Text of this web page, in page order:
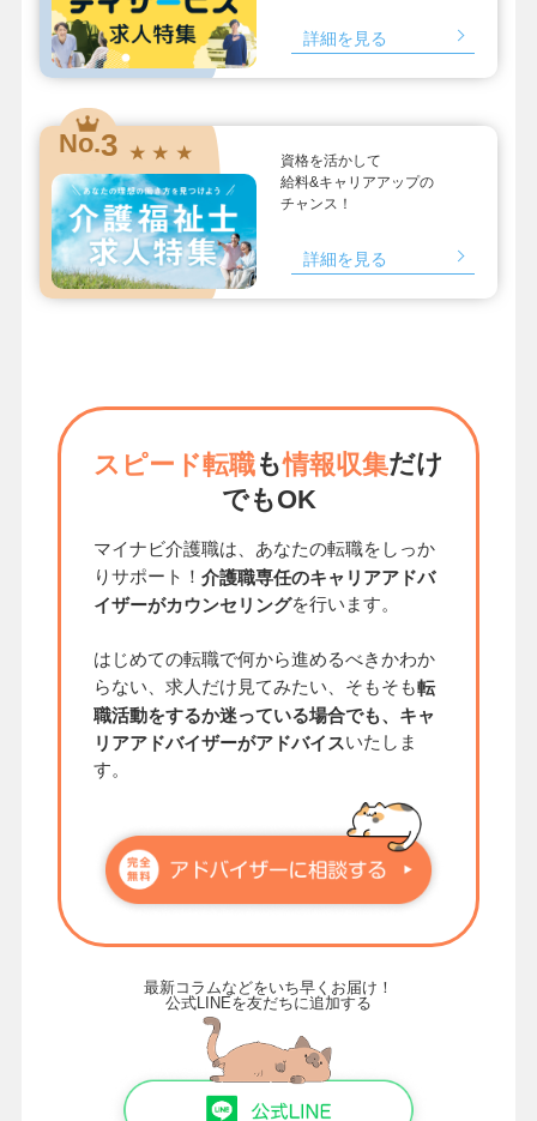
詳細を見る
No.3 ★ ★ ★
資格を活かして
給料&キャリアアップの
チャンス！
詳細を見る
スピード転職も情報収集だけ
でもOK
マイナビ介護職は、あなたの転職をしっか
りサポート！ 介護職専任のキャリアアドバ
イザーがカウンセリングを行います。
はじめての転職で何から進めるべきかわか
らない、求人だけ見てみたい、そもそも転
職活動をするか迷っている場合でも、キャ
リアアドバイザーがアドバイスいたしま
す。
最新コラムなどをいち早くお届け！
公式LINEを友だちに追加する